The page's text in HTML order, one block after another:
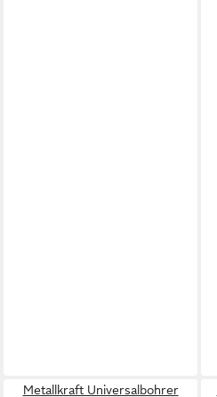
Metallkraft Universalbohrer